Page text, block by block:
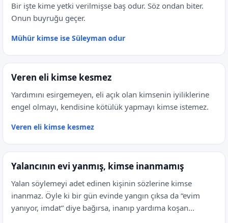
Bir işte kime yetki verilmişse baş odur. Söz ondan biter.
Onun buyruğu geçer.
Mühür kimse ise Süleyman odur
Veren eli kimse kesmez
Yardımını esirgemeyen, eli açık olan kimsenin iyiliklerine
engel olmayı, kendisine kötülük yapmayı kimse istemez.
Veren eli kimse kesmez
Yalancının evi yanmış, kimse inanmamış
Yalan söylemeyi adet edinen kişinin sözlerine kimse
inanmaz. Öyle ki bir gün evinde yangın çıksa da “evim
yanıyor, imdat” diye bağırsa, inanıp yardıma koşan...